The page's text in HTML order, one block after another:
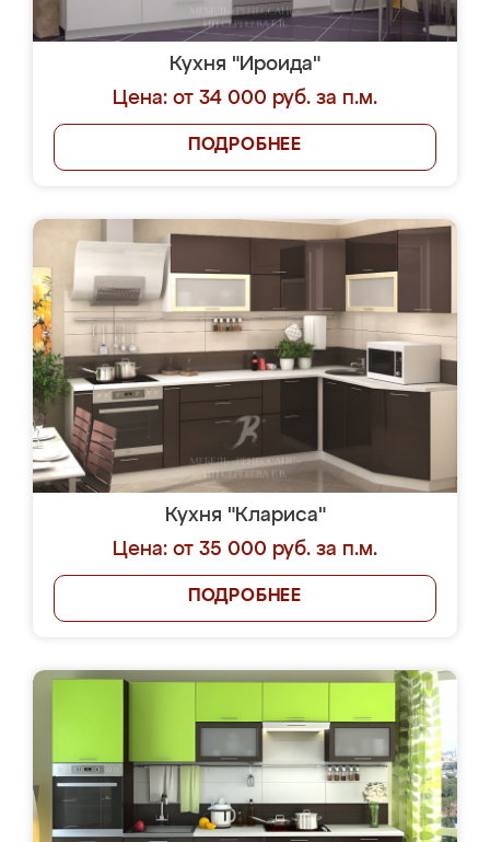
Кухня "Ироида"
Цена: от 34 000 руб. за п.м.
ПОДРОБНЕЕ
Кухня "Клариса"
Цена: от 35 000 руб. за п.м.
ПОДРОБНЕЕ